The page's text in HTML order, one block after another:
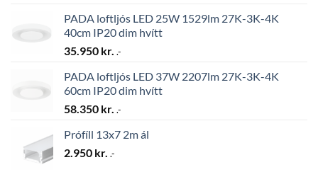
PADA loftljós LED 25W 1529lm 27K-3K-4K
40cm IP20 dim hvítt
35.950 kr. .-
PADA loftljós LED 37W 2207lm 27K-3K-4K
60cm IP20 dim hvítt
58.350 kr. .-
Prófíll 13x7 2m ál
2.950 kr. .-